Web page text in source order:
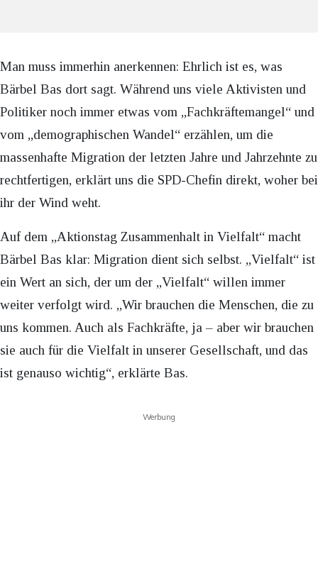
Man muss immerhin anerkennen: Ehrlich ist es, was
Bärbel Bas dort sagt. Während uns viele Aktivisten und
Politiker noch immer etwas vom „Fachkräftemangel“ und
vom „demographischen Wandel“ erzählen, um die
massenhafte Migration der letzten Jahre und Jahrzehnte zu
rechtfertigen, erklärt uns die SPD-Chefin direkt, woher bei
ihr der Wind weht.
Auf dem „Aktionstag Zusammenhalt in Vielfalt“ macht
Bärbel Bas klar: Migration dient sich selbst. „Vielfalt“ ist
ein Wert an sich, der um der „Vielfalt“ willen immer
weiter verfolgt wird. „Wir brauchen die Menschen, die zu
uns kommen. Auch als Fachkräfte, ja – aber wir brauchen
sie auch für die Vielfalt in unserer Gesellschaft, und das
ist genauso wichtig“, erklärte Bas.
Werbung